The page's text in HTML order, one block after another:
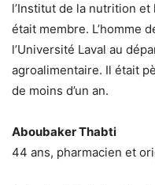
l’Institut de la nutrition
était membre. L’homme
l’Université Laval au
agroalimentaire. Il était
de moins d’un an.
Aboubaker Thabti
44 ans, pharmacien et